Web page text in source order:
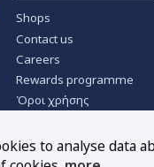
Shops
Contact us
Careers
Rewards programme
Όροι χρήσης
About Cookies
to analyse data